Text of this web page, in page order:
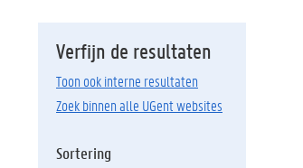
Verfijn de resultaten
Toon ook interne resultaten
Zoek binnen alle UGent websites
Sortering